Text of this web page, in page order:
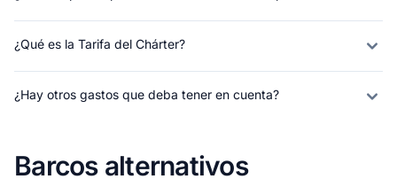
¿Qué es la Tarifa del Chárter?
¿Hay otros gastos que deba tener en cuenta?
Barcos alternativos